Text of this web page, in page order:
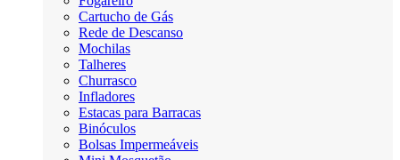
Cartucho de Gás
Rede de Descanso
Mochilas
Talheres
Churrasco
Infladores
Estacas para Barracas
Binóculos
Bolsas Impermeáveis